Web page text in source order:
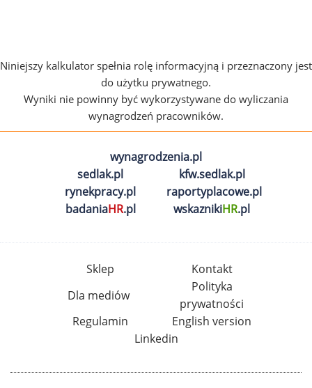
Niniejszy kalkulator spełnia rolę informacyjną i przeznaczony jest
do użytku prywatnego.
Wyniki nie powinny być wykorzystywane do wyliczania
wynagrodzeń pracowników.
wynagrodzenia.pl
sedlak.pl
kfw.sedlak.pl
rynekpracy.pl
raportyplacowe.pl
badaniaHR.pl wskaznikiHR.pl
Sklep
Kontakt
Dla mediów
Polityka
prywatności
Regulamin
English version
Linkedin